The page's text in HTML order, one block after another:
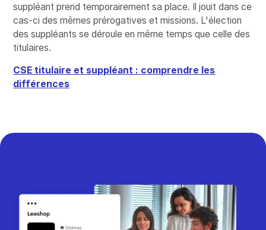
suppléant prend temporairement sa place. Il jouit dans ce
cas-ci des mêmes prérogatives et missions. L'élection
des suppléants se déroule en même temps que celle des
titulaires.
CSE titulaire et suppléant : comprendre les
différences